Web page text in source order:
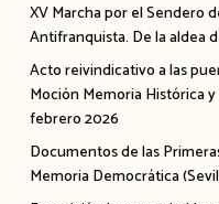
XV Marcha por el Sendero
Antifranquista. De la aldea
Acto reivindicativo a las
Moción Memoria Histórica
febrero 2026
Documentos de las
Memoria Democrática